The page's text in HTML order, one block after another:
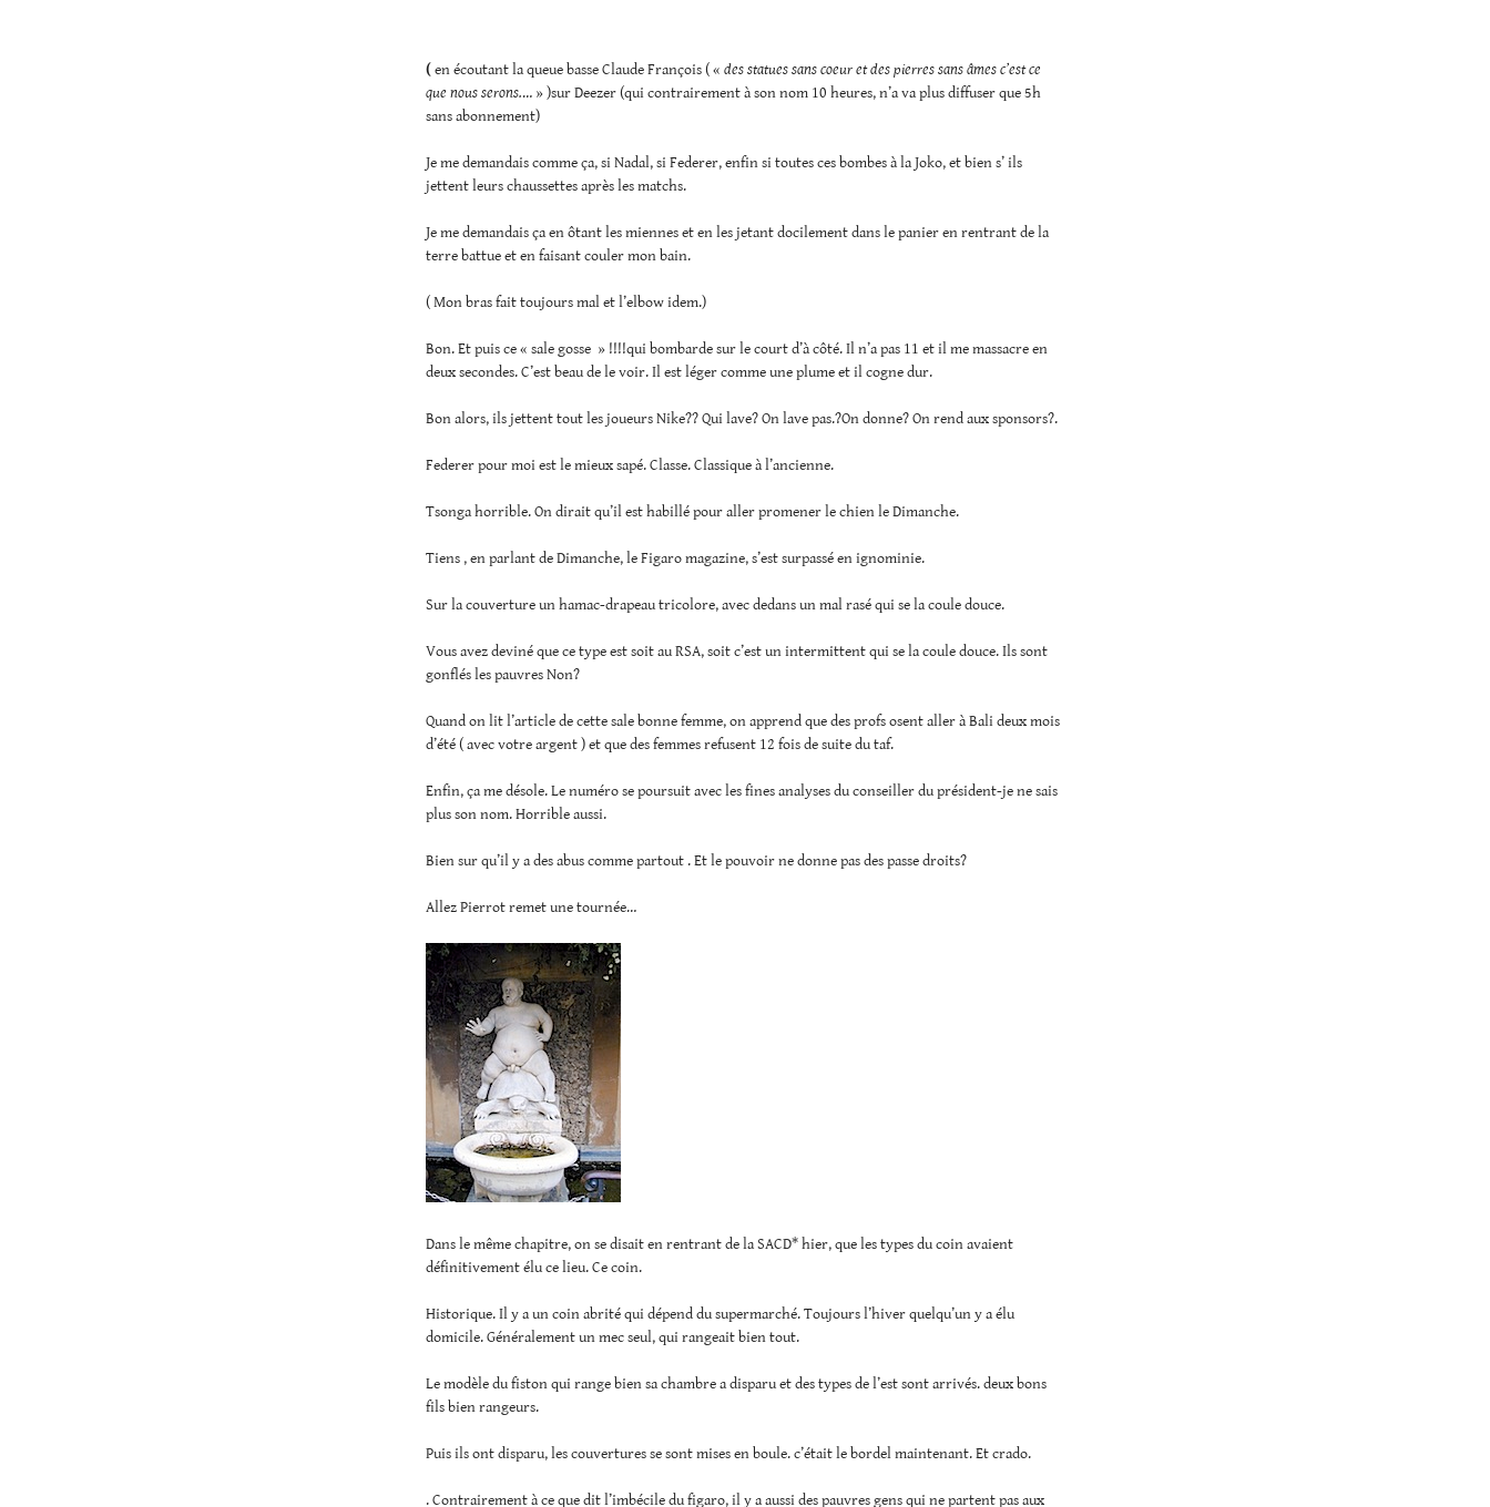
( en écoutant la queue basse Claude François ( « des statues sans coeur et des pierres sans âmes c’est ce
que nous serons.… » )sur Deezer (qui contrairement à son nom 10 heures, n’a va plus diffuser que 5h
sans abonnement)
Je me demandais comme ça, si Nadal, si Federer, enfin si toutes ces bombes à la Joko, et bien s’ ils
jettent leurs chaussettes après les matchs.
Je me demandais ça en ôtant les miennes et en les jetant docilement dans le panier en rentrant de la
terre battue et en faisant couler mon bain.
( Mon bras fait toujours mal et l’elbow idem.)
Bon. Et puis ce « sale gosse » !!!!qui bombarde sur le court d’à côté. Il n’a pas 11 et il me massacre en
deux secondes. C’est beau de le voir. Il est léger comme une plume et il cogne dur.
Bon alors, ils jettent tout les joueurs Nike?? Qui lave? On lave pas.?On donne? On rend aux sponsors?.
Federer pour moi est le mieux sapé. Classe. Classique à l’ancienne.
Tsonga horrible. On dirait qu’il est habillé pour aller promener le chien le Dimanche.
Tiens , en parlant de Dimanche, le Figaro magazine, s’est surpassé en ignominie.
Sur la couverture un hamac-drapeau tricolore, avec dedans un mal rasé qui se la coule douce.
Vous avez deviné que ce type est soit au RSA, soit c’est un intermittent qui se la coule douce. Ils sont
gonflés les pauvres Non?
Quand on lit l’article de cette sale bonne femme, on apprend que des profs osent aller à Bali deux mois
d’été ( avec votre argent ) et que des femmes refusent 12 fois de suite du taf.
Enfin, ça me désole. Le numéro se poursuit avec les fines analyses du conseiller du président-je ne sais
plus son nom. Horrible aussi.
Bien sur qu’il y a des abus comme partout . Et le pouvoir ne donne pas des passe droits?
Allez Pierrot remet une tournée…
Dans le même chapitre, on se disait en rentrant de la SACD* hier, que les types du coin avaient
définitivement élu ce lieu. Ce coin.
Historique. Il y a un coin abrité qui dépend du supermarché. Toujours l’hiver quelqu’un y a élu
domicile. Généralement un mec seul, qui rangeait bien tout.
Le modèle du fiston qui range bien sa chambre a disparu et des types de l’est sont arrivés. deux bons
fils bien rangeurs.
Puis ils ont disparu, les couvertures se sont mises en boule. c’était le bordel maintenant. Et crado.
. Contrairement à ce que dit l’imbécile du figaro, il y a aussi des pauvres gens qui ne partent pas aux